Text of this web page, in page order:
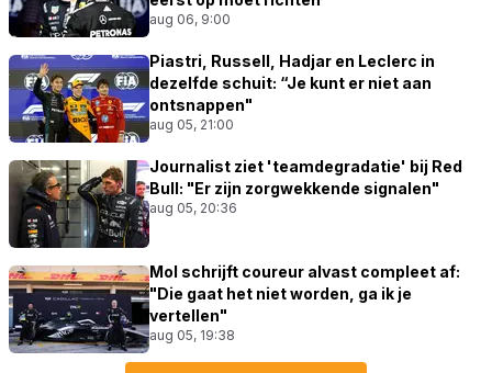
aug 06, 9:00
Piastri, Russell, Hadjar en Leclerc in
dezelfde schuit: “Je kunt er niet aan
ontsnappen"
aug 05, 21:00
Journalist ziet 'teamdegradatie' bij Red
Bull: "Er zijn zorgwekkende signalen"
aug 05, 20:36
Mol schrijft coureur alvast compleet af:
"Die gaat het niet worden, ga ik je
vertellen"
aug 05, 19:38